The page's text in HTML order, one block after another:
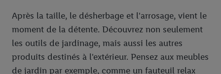
Après la taille, le désherbage et l'arrosage, vient le
moment de la détente. Découvrez non seulement
les outils de jardinage, mais aussi les autres
produits destinés à l'extérieur. Pensez aux meubles
de jardin par exemple, comme un fauteuil relax